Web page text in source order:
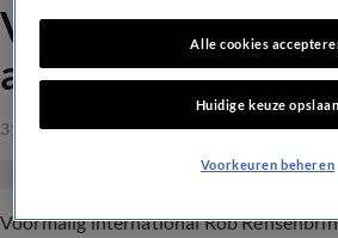
Voetbalwereld
afscheid van
31 jan 2020, 20:25
Voormalig international Rob
Alle cookies
Huidige keuze opslaan
Voorkeuren beheren